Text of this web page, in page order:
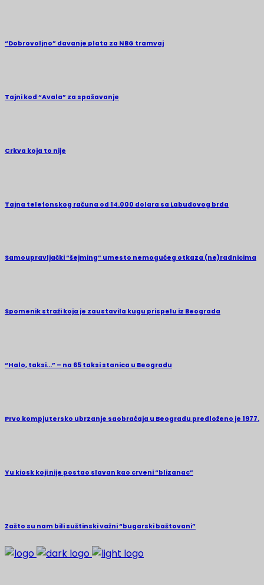
“Dobrovoljno” davanje plata za NBG tramvaj
Tajni kod “Avala” za spašavanje
Crkva koja to nije
Tajna telefonskog računa od 14.000 dolara sa Labudovog brda
Samoupravljački “šejming” umesto nemogućeg otkaza (ne)radnicima
Spomenik straži koja je zaustavila kugu prispelu iz Beograda
“Halo, taksi…” – na 65 taksi stanica u Beogradu
Prvo kompjutersko ubrzanje saobraćaja u Beogradu predloženo je 1977.
Yu kiosk koji nije postao slavan kao crveni “blizanac”
Zašto su nam bili suštinski važni “bugarski baštovani”